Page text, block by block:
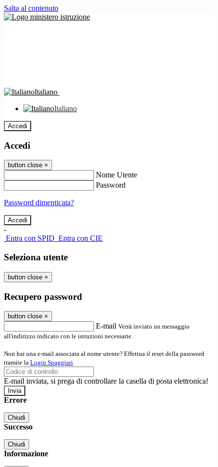
Salta al contenuto
Italiano
Italiano
Accedi
Accedi
button close ×
Nome Utente
Password
Password dimenticata?
-
Entra con SPID Entra con CIE
Seleziona utente
button close ×
Recupero password
button close ×
E-mail Verrà inviato un messaggio
all'indirizzo indicato con le istruzioni necessarie.
Non hai una e-mail associata al nome utente? Effettua il reset della password
tramite la Login Spaggiari
E-mail inviata, si prega di controllare la casella di posta elettronica!
Errore
Chiudi
Successo
Chiudi
Informazione